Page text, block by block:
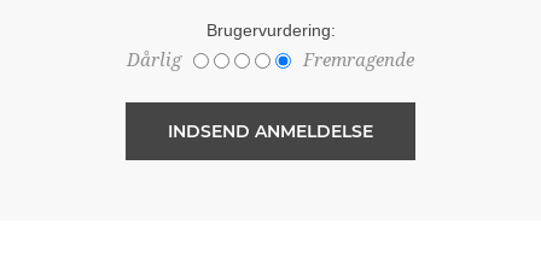
Brugervurdering:
Dårlig Fremragende